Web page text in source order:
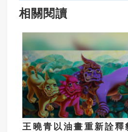
相關閱讀
王曉青以油畫重新詮